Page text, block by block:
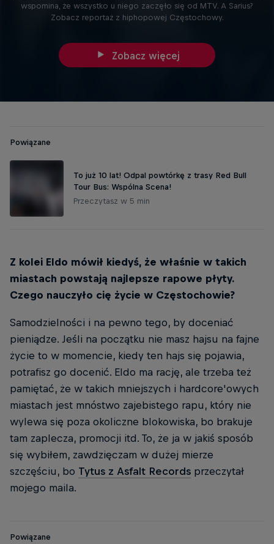
wspomina, że wszystko u niego zaczęło się od MTV. A Sarius?
Zobacz reportaż z hiphopowej Częstochowy.
Zobacz więcej
Powiązane
To już 10 lat! Odpal powtórkę z trasy Red Bull
Tour Bus: Wspólna Scena!
Przeczytasz w 5 min
Z kolei Eldo mówił kiedyś, że właśnie w takich
miastach powstają najlepsze rapowe płyty.
Czego nauczyło cię życie w Częstochowie?
Samodzielności i na pewno tego, by doceniać
pieniądze. Jeśli na początku nie masz hajsu na fajne
życie to w momencie, kiedy ten hajs się pojawia,
potrafisz go docenić. Eldo ma rację, ale trzeba też
pamiętać, że w takich mniejszych i hardcore'owych
miastach jest mnóstwo zajebistego rapu, który nie
wylewa się poza okoliczne blokowiska, bo brakuje
tam zaplecza, promocji itd. To, że ja w jakiś sposób
się wybiłem, zawdzięczam w dużej mierze
szczęściu, bo Tytus z Asfalt Records przeczytał
mojego maila.
Powiązane